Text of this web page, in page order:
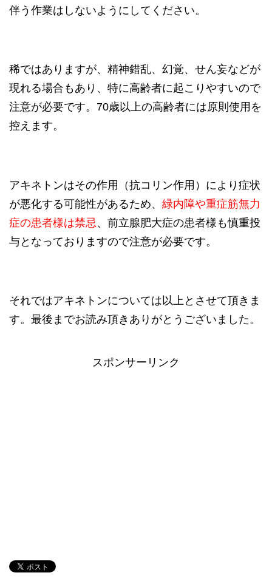
伴う作業はしないようにしてください。
稀ではありますが、精神錯乱、幻覚、せん妄などが
現れる場合もあり、特に高齢者に起こりやすいので
注意が必要です。70歳以上の高齢者には原則使用を
控えます。
アキネトンはその作用（抗コリン作用）により症状
が悪化する可能性があるため、 緑内障や重症筋無力
症の患者様は禁忌 、前立腺肥大症の患者様も慎重投
与となっておりますので注意が必要です。
それではアキネトンについては以上とさせて頂きま
す。最後までお読み頂きありがとうございました。
スポンサーリンク